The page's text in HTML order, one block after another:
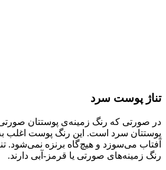
تناژ پوست سرد
در صورتی که رنگ زمینه‌ی پوستتان صورتی
پوستتان سرد است. این رنگ پوست اغلب
آفتاب می‌سوزد و هیچ‌گاه برنزه نمی‌شود.
رنگ زمینه‌های صورتی یا قرمز-آبی دارند.